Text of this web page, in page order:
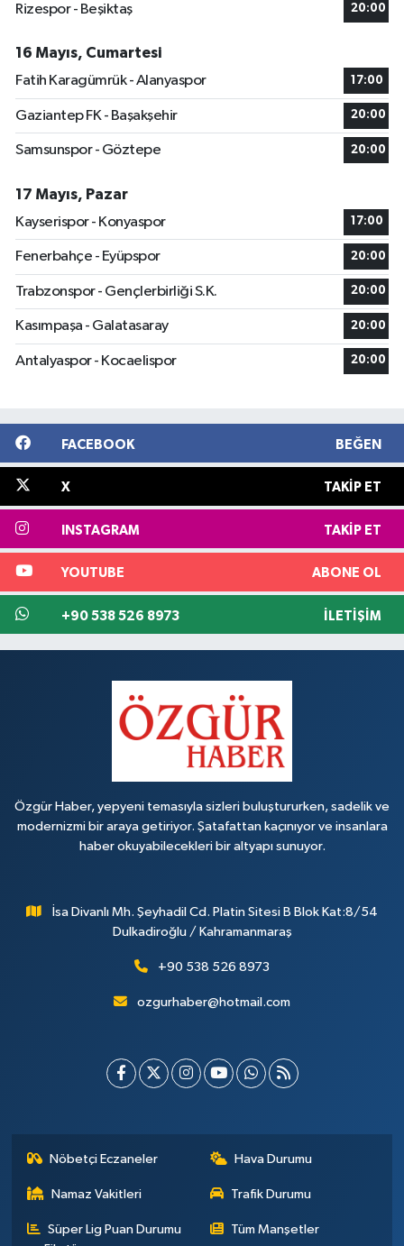
Rizespor - Beşiktaş
20:00
16 Mayıs, Cumartesi
Fatih Karagümrük - Alanyaspor
17:00
Gaziantep FK - Başakşehir 20:00
Samsunspor - Göztepe 20:00
17 Mayıs, Pazar
Kayserispor - Konyaspor
17:00
Fenerbahçe - Eyüpspor 20:00
Trabzonspor - Gençlerbirliği S.K. 20:00
Kasımpaşa - Galatasaray 20:00
Antalyaspor - Kocaelispor 20:00
FACEBOOK BEĞEN
X TAKIP ET
INSTAGRAM TAKIP ET
YOUTUBE ABONE OL
+90 538 526 8973 İLETIŞIM
Özgür Haber, yepyeni temasıyla sizleri buluştururken, sadelik ve
modernizmi bir araya getiriyor. Şatafattan kaçınıyor ve insanlara
haber okuyabilecekleri bir altyapı sunuyor.
İsa Divanlı Mh. Şeyhadil Cd. Platin Sitesi B Blok Kat:8/54
Dulkadiroğlu / Kahramanmaraş
+90 538 526 8973
ozgurhaber@hotmail.com
Nöbetçi Eczaneler Hava Durumu
Namaz Vakitleri Trafik Durumu
Süper Lig Puan Durumu
Tüm Manşetler